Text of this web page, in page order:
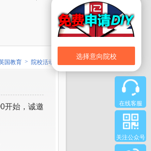
国教育 > 院校活动
开始，诚邀
在线客服
关注公众号
选择意向院校